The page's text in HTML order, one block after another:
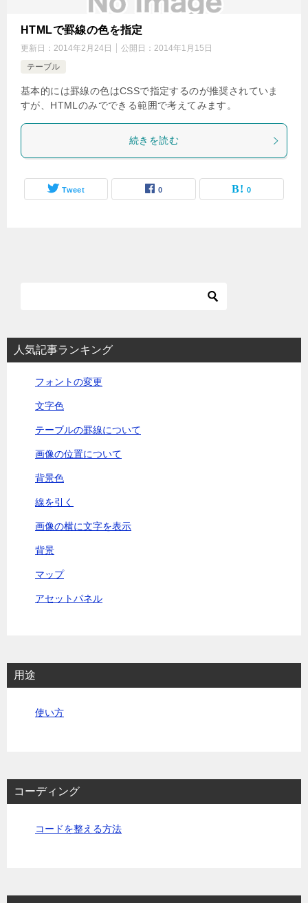
HTMLで罫線の色を指定
更新日： 2014年2月24日 公開日： 2014年1月15日
テーブル
基本的には罫線の色はCSSで指定するのが推奨されていま
すが、HTMLのみでできる範囲で考えてみます。
続きを読む
Tweet 0 0
人気記事ランキング
フォントの変更
文字色
テーブルの罫線について
画像の位置について
背景色
線を引く
画像の横に文字を表示
背景
マップ
アセットパネル
用途
使い方
コーディング
コードを整える方法